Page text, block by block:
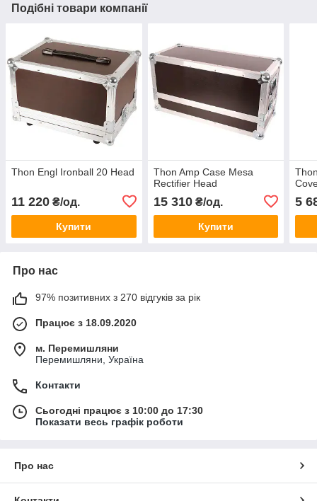
Подібні товари компанії
Thon Engl Ironball 20 Head
11 220 ₴/од.
Купити
Thon Amp Case Mesa
Rectifier Head
15 310₴/од.
Купити
5
Про нас
97% позитивних з 270 відгуків за рік
Працює з 18.09.2020
м. Перемишляни
Перемишляни, Україна
Контакти
Сьогодні працює з 10:00 до 17:30
Показати весь графік роботи
Про нас